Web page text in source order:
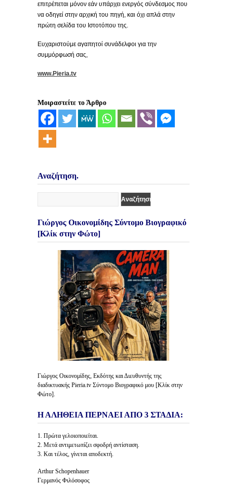
επιτρέπεται μόνον εάν υπάρχει ενεργός σύνδεσμος που
να οδηγεί στην αρχική του πηγή, και όχι απλά στην
πρώτη σελίδα του Ιστοτόπου της.
Ευχαριστούμε αγαπητοί συνάδελφοι για την
συμμόρφωσή σας,
www.Pieria.tv
Μοιραστείτε το Άρθρο
Αναζήτηση.
Γιώργος Οικονομίδης Σύντομο Βιογραφικό
[Κλίκ στην Φώτο]
Γιώργος Οικονομίδης, Εκδότης και Διευθυντής της
διαδικτυακής Pieria.tv Σύντομο Βιογραφικό μου [Κλίκ στην
Φώτο].
Η ΑΛΗΘΕΙΑ ΠΕΡΝΑΕΙ ΑΠΟ 3 ΣΤΑΔΙΑ:
1. Πρώτα γελοιοποιείται.
2. Μετά αντιμετωπίζει σφοδρή αντίσταση.
3. Και τέλος, γίνεται αποδεκτή.
Arthur Schopenhauer
Γερμανός Φιλόσοφος